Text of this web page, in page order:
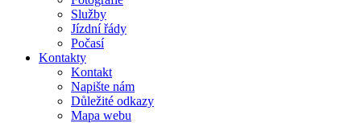
Služby
Jízdní řády
Počasí
Kontakty
Kontakt
Napište nám
Důležité odkazy
Mapa webu